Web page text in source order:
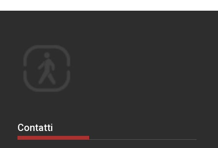
Contatti